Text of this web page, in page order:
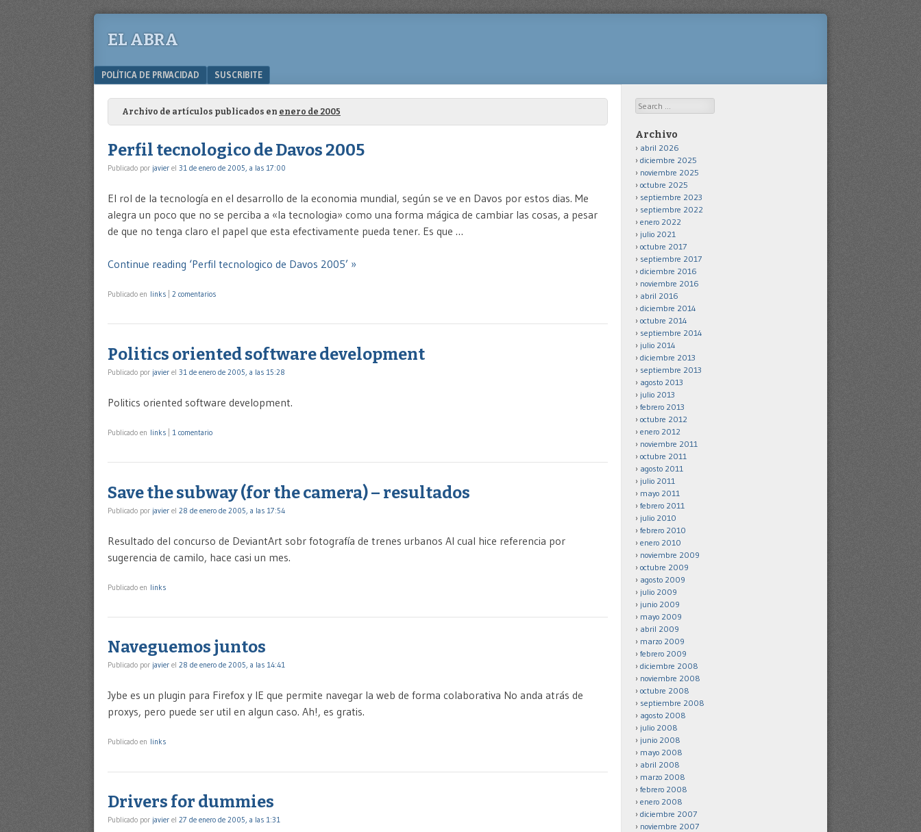
EL ABRA
Menu
SKIP TO CONTENT
POLÍTICA DE PRIVACIDAD SUSCRIBITE
Archivo de artículos publicados en enero de 2005
Perfil tecnologico de Davos 2005
Publicado por javier el 31 de enero de 2005, a las 17:00
El rol de la tecnología en el desarrollo de la economia mundial, según se ve en Davos por estos dias. Me
alegra un poco que no se perciba a «la tecnologia» como una forma mágica de cambiar las cosas, a pesar
de que no tenga claro el papel que esta efectivamente pueda tener. Es que …
Continue reading ‘Perfil tecnologico de Davos 2005’ »
Publicado en links 2 comentarios
Politics oriented software development
Publicado por javier el 31 de enero de 2005, a las 15:28
Politics oriented software development.
Publicado en links 1 comentario
Save the subway (for the camera) – resultados
Publicado por javier el 28 de enero de 2005, a las 17:54
Resultado del concurso de DeviantArt sobr fotografía de trenes urbanos Al cual hice referencia por
sugerencia de camilo, hace casi un mes.
Publicado en links
Naveguemos juntos
Publicado por javier el 28 de enero de 2005, a las 14:41
Jybe es un plugin para Firefox y IE que permite navegar la web de forma colaborativa No anda atrás de
proxys, pero puede ser util en algun caso. Ah!, es gratis.
Publicado en links
Drivers for dummies
Publicado por javier el 27 de enero de 2005, a las 1:31
Search
Archivo
abril 2026
diciembre 2025
noviembre 2025
octubre 2025
septiembre 2023
septiembre 2022
enero 2022
julio 2021
octubre 2017
septiembre 2017
diciembre 2016
noviembre 2016
abril 2016
diciembre 2014
octubre 2014
septiembre 2014
julio 2014
diciembre 2013
septiembre 2013
agosto 2013
julio 2013
febrero 2013
octubre 2012
enero 2012
noviembre 2011
octubre 2011
agosto 2011
julio 2011
mayo 2011
febrero 2011
julio 2010
febrero 2010
enero 2010
noviembre 2009
octubre 2009
agosto 2009
julio 2009
junio 2009
mayo 2009
abril 2009
marzo 2009
febrero 2009
diciembre 2008
noviembre 2008
octubre 2008
septiembre 2008
agosto 2008
julio 2008
junio 2008
mayo 2008
abril 2008
marzo 2008
febrero 2008
enero 2008
diciembre 2007
noviembre 2007